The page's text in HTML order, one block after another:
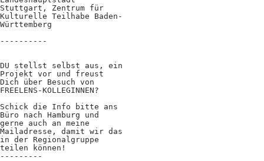
Stuttgart, Zentrum für
Kulturelle Teilhabe Baden-
Württemberg
----------
DU stellst selbst aus, ein
Projekt vor und freust
Dich über Besuch von
FREELENS-KOLLEGINNEN?
Schick die Info bitte ans
Büro nach Hamburg und
gerne auch an meine
Mailadresse, damit wir das
in der Regionalgruppe
teilen können!
---------